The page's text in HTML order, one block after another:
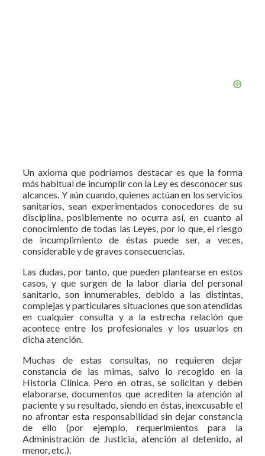
Un axioma que podríamos destacar es que la forma
más habitual de incumplir con la Ley es desconocer sus
alcances. Y aún cuando, quienes actúan en los servicios
sanitarios, sean experimentados conocedores de su
disciplina, posiblemente no ocurra así, en cuanto al
conocimiento de todas las Leyes, por lo que, el riesgo
de incumplimiento de éstas puede ser, a veces,
considerable y de graves consecuencias.
Las dudas, por tanto, que pueden plantearse en estos
casos, y que surgen de la labor diaria del personal
sanitario, son innumerables, debido a las distintas,
complejas y particulares situaciones que son atendidas
en cualquier consulta y a la estrecha relación que
acontece entre los profesionales y los usuarios en
dicha atención.
Muchas de estas consultas, no requieren dejar
constancia de las mimas, salvo lo recogido en la
Historia Clínica. Pero en otras, se solicitan y deben
elaborarse, documentos que acrediten la atención al
paciente y su resultado, siendo en éstas, inexcusable el
no afrontar esta responsabilidad sin dejar constancia
de ello (por ejemplo, requerimientos para la
Administración de Justicia, atención al detenido, al
menor, etc.).